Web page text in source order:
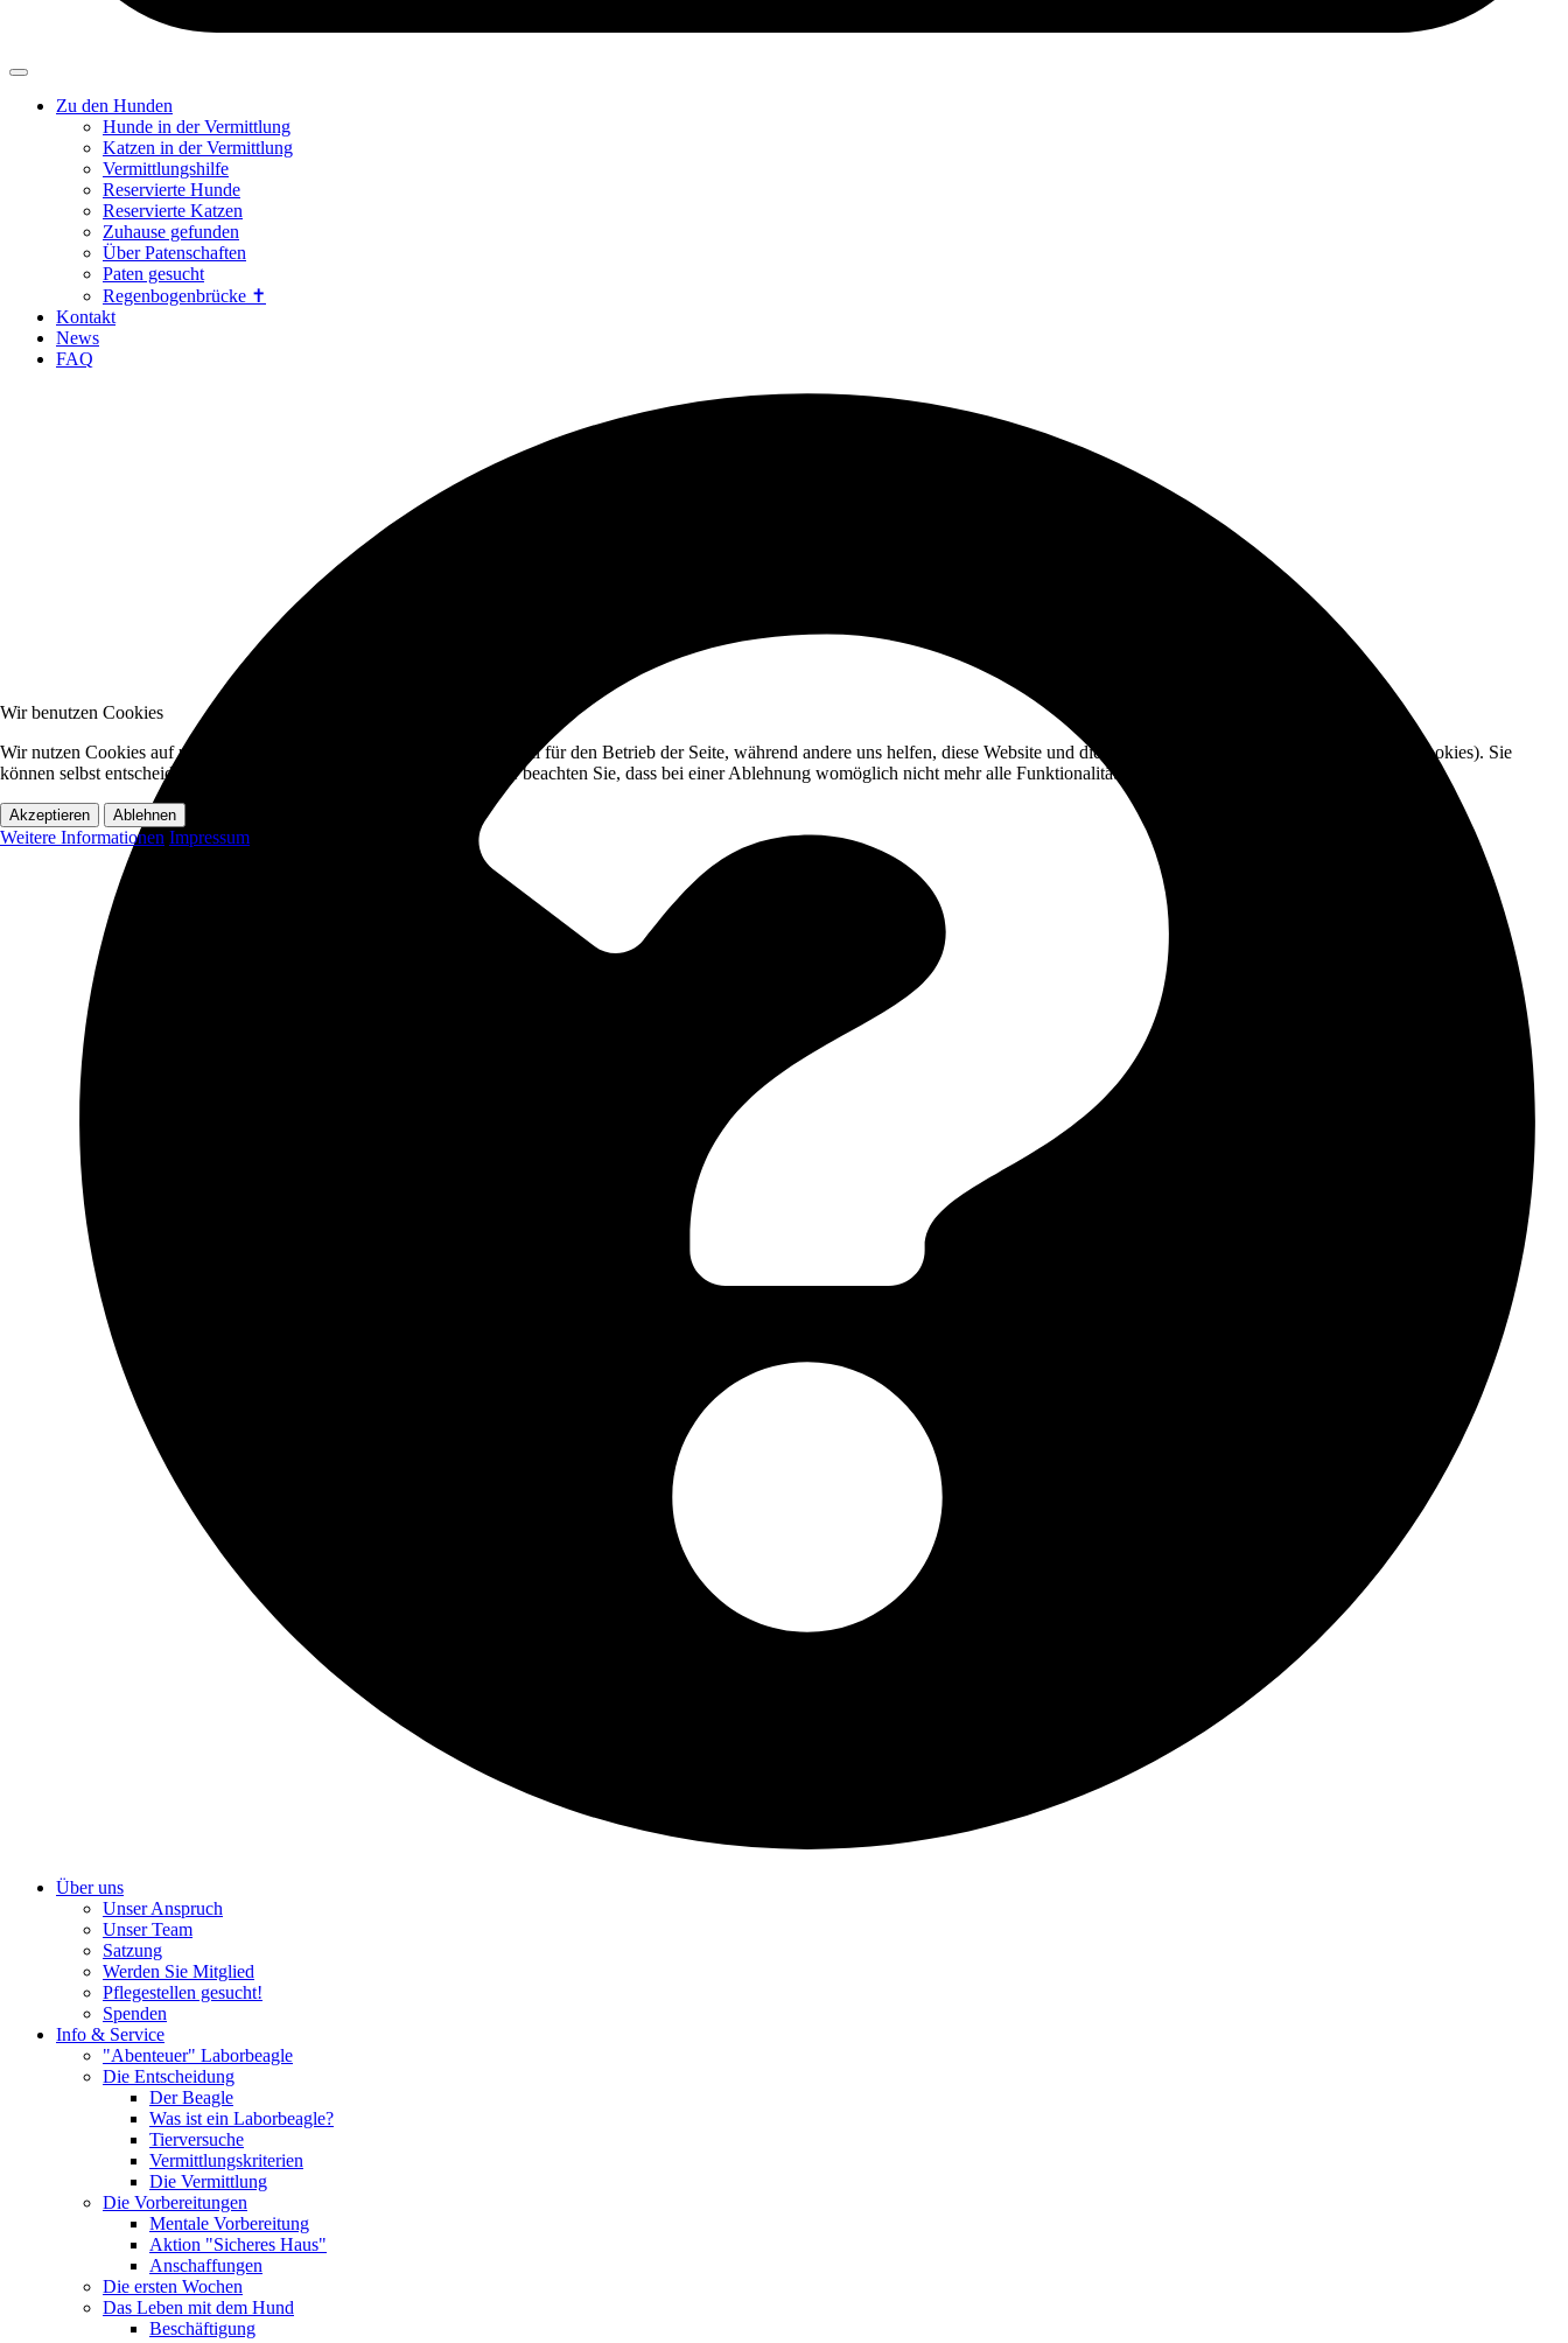
Zu den Hunden
Hunde in der Vermittlung
Katzen in der Vermittlung
Vermittlungshilfe
Reservierte Hunde
Reservierte Katzen
Zuhause gefunden
Über Patenschaften
Paten gesucht
Regenbogenbrücke ✝
Kontakt
News
FAQ
Über uns
Unser Anspruch
Unser Team
Satzung
Werden Sie Mitglied
Pflegestellen gesucht!
Spenden
Info & Service
"Abenteuer" Laborbeagle
Die Entscheidung
Der Beagle
Was ist ein Laborbeagle?
Tierversuche
Vermittlungskriterien
Die Vermittlung
Die Vorbereitungen
Mentale Vorbereitung
Aktion "Sicheres Haus"
Anschaffungen
Die ersten Wochen
Das Leben mit dem Hund
Beschäftigung
Wir benutzen Cookies
Wir nutzen Cookies auf unserer Website. Einige von ihnen sind essenziell für den Betrieb der Seite, während andere uns helfen, diese Website und die Nutzererfahrung zu verbessern (Tracking Cookies). Sie
können selbst entscheiden, ob Sie die Cookies zulassen möchten. Bitte beachten Sie, dass bei einer Ablehnung womöglich nicht mehr alle Funktionalitäten der Seite zur Verfügung stehen.
Akzeptieren Ablehnen
Weitere Informationen Impressum